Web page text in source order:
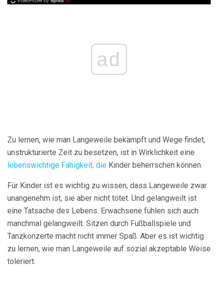
ad
Zu lernen, wie man Langeweile bekämpft und Wege findet,
unstrukturierte Zeit zu besetzen, ist in Wirklichkeit eine
lebenswichtige Fähigkeit, die Kinder beherrschen können.
Für Kinder ist es wichtig zu wissen, dass Langeweile zwar
unangenehm ist, sie aber nicht tötet. Und gelangweilt ist
eine Tatsache des Lebens. Erwachsene fühlen sich auch
manchmal gelangweilt. Sitzen durch Fußballspiele und
Tanzkonzerte macht nicht immer Spaß. Aber es ist wichtig
zu lernen, wie man Langeweile auf sozial akzeptable Weise
toleriert.